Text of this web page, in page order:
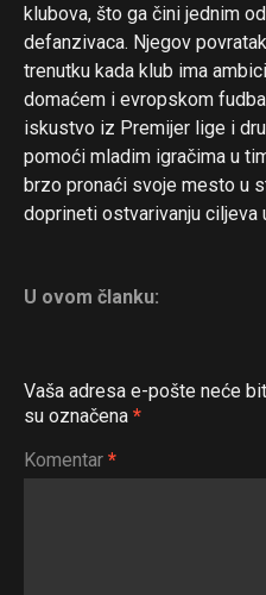
klubova, što ga čini jednim
defanzivaca. Njegov
trenutku kada klub ima
domaćem i evropskom
iskustvo iz Premijer lige i
pomoći mladim igračima u
brzo pronaći svoje mesto u
doprineti ostvarivanju ciljeva
U ovom članku:
Vaša adresa e-pošte neće
su označena *
Komentar *